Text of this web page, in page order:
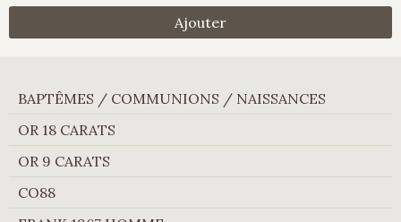
Ajouter
BAPTÊMES / COMMUNIONS / NAISSANCES
OR 18 CARATS
OR 9 CARATS
CO88